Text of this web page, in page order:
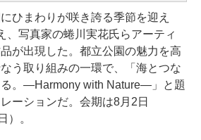
ひまわりが咲き誇る季節を迎え
、写真家の蜷川実花氏らアーティ
が出現した。都立公園の魅力を高
う取り組みの一環で、「海とつな
。—Harmony with Nature—」と題
ーションだ。会期は8月2日
）。